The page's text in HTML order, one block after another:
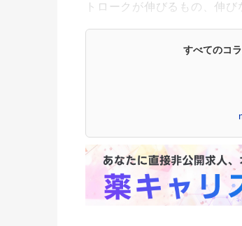
トロークが伸びるもの、伸
すべてのコ